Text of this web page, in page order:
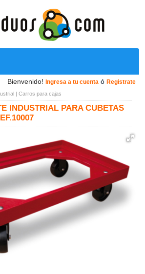
Bienvenido! Ingresa a tu cuenta ó Registrate
| Carros para cajas
INDUSTRIAL PARA CUBETAS